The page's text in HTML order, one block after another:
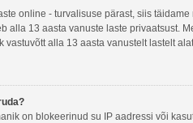
online - turvalisuse pärast, siis
alla 13 aasta vanuste laste privaatsust.
vastuvõtt alla 13 aasta vanustelt lastelt
on blokeerinud su IP aadressi või